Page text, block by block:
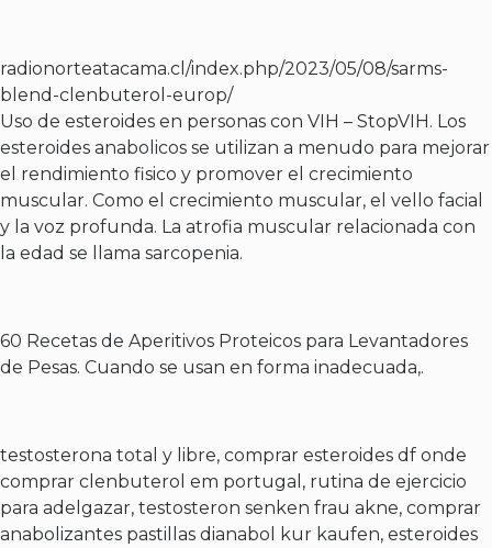
radionorteatacama.cl/index.php/2023/05/08/sarms-
blend-clenbuterol-europ/
Uso de esteroides en personas con VIH – StopVIH. Los
esteroides anabolicos se utilizan a menudo para mejorar
el rendimiento fisico y promover el crecimiento
muscular. Como el crecimiento muscular, el vello facial
y la voz profunda. La atrofia muscular relacionada con
la edad se llama sarcopenia.
60 Recetas de Aperitivos Proteicos para Levantadores
de Pesas. Cuando se usan en forma inadecuada,.
testosterona total y libre, comprar esteroides df onde
comprar clenbuterol em portugal, rutina de ejercicio
para adelgazar, testosteron senken frau akne, comprar
anabolizantes pastillas dianabol kur kaufen, esteroides